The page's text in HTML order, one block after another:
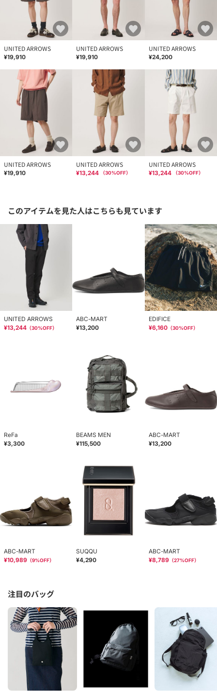
UNITED ARROWS
¥19,910
UNITED ARROWS
¥19,910
UNITED ARROWS
¥24,200
UNITED ARROWS
¥19,910
UNITED ARROWS
¥13,244 （30%OFF）
UNITED ARROWS
¥13,244 （30%OFF）